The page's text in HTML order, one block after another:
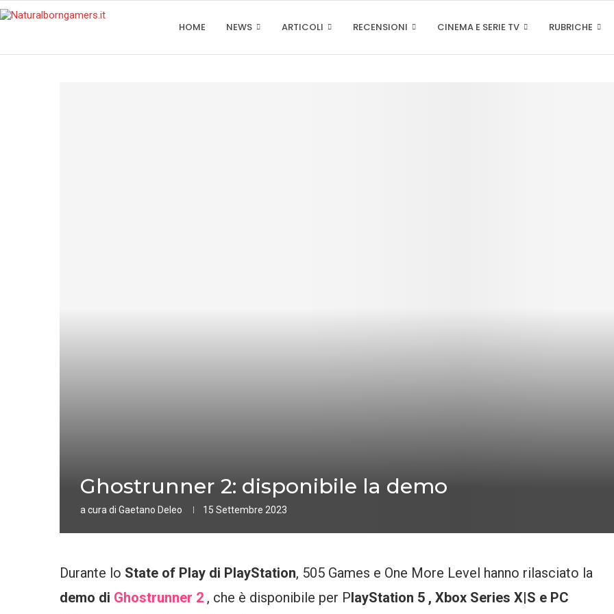
HOME NEWS ARTICOLI RECENSIONI CINEMA E SERIE TV RUBRICHE
Ghostrunner 2: disponibile la demo
a cura di Gaetano Deleo 15 Settembre 2023
Durante lo State of Play di PlayStation, 505 Games e One More Level hanno rilasciato la
demo di Ghostrunner 2 , che è disponibile per PlayStation 5 , Xbox Series X|S e PC